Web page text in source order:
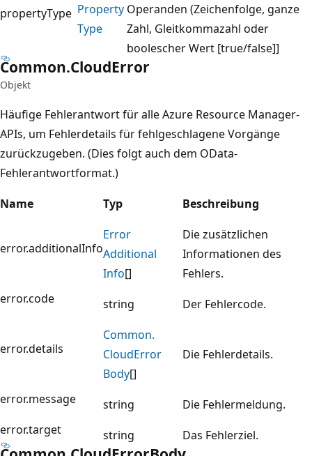
propertyType Property
Type
Operanden (Zeichenfolge, ganze
Zahl, Gleitkommazahl oder
boolescher Wert [true/false]]
Common.CloudError
Objekt
Häufige Fehlerantwort für alle Azure Resource Manager-
APIs, um Fehlerdetails für fehlgeschlagene Vorgänge
zurückzugeben. (Dies folgt auch dem OData-
Fehlerantwortformat.)
Name
Typ Beschreibung
error.additionalInfo
Error
Additional
Info[]
Die zusätzlichen
Informationen des
Fehlers.
error.code
string Der Fehlercode.
error.details
Common.
CloudError
Body[]
Die Fehlerdetails.
error.message string
Die Fehlermeldung.
error.target
string Das Fehlerziel.